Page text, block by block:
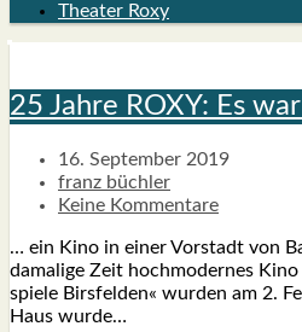
Theater Roxy
25 Jah­re ROXY: Es
16. September 2019
franz büchler
Keine Kommentare
… ein Kino in einer Vor­stadt von
dama­li­ge Zeit hoch­mo­der­nes
spie­le Birs­fel­den« wur­den am 2.
Haus wur­de…